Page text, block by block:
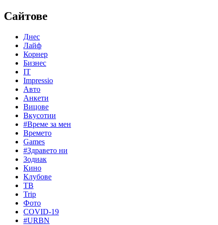
Сайтове
Днес
Лайф
Корнер
Бизнес
IT
Impressio
Авто
Анкети
Вицове
Вкусотии
#Време за мен
Времето
Games
#Здравето ни
Зодиак
Кино
Клубове
ТВ
Trip
Фото
COVID-19
#URBN